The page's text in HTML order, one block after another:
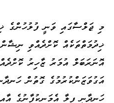
މި ޖަލްސާގައި ވަނީ ފުލުހުންގެ
ޚިދުމަތްތަކެއް ކޮށްދެއްވި
އޮނަރަބަލް އުމަރު ޒާހިރު
އަގުވަޒަންކުރުމުގެ ގޮތުން
ހަނދާނީ ފިލާ އެމަނިކުފާނުގެ